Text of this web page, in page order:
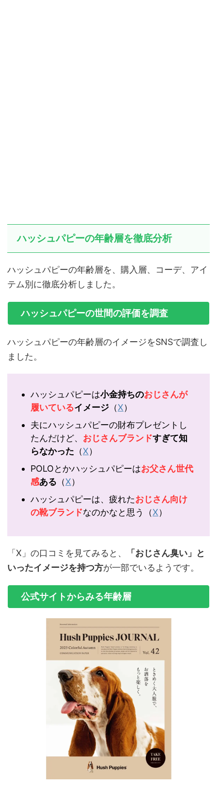
ハッシュパピーの年齢層を徹底分析
ハッシュパピーの年齢層を、購入層、コーデ、アイ
テム別に徹底分析しました。
ハッシュパピーの世間の評価を調査
ハッシュパピーの年齢層のイメージをSNSで調査し
ました。
ハッシュパピーは小金持ちのおじさんが
履いているイメージ （X）
夫にハッシュパピーの財布プレゼントし
たんだけど、 おじさんブランドすぎて知
らなかった （X）
POLOとかハッシュパピーはお父さん世代
感ある （X）
ハッシュパピーは、疲れたおじさん向け
の靴ブランドなのかなと思う（X）
「X」の口コミを見てみると、
「おじさん臭い」と
いったイメージを持つ方が一部でいるようです。
公式サイトからみる年齢層